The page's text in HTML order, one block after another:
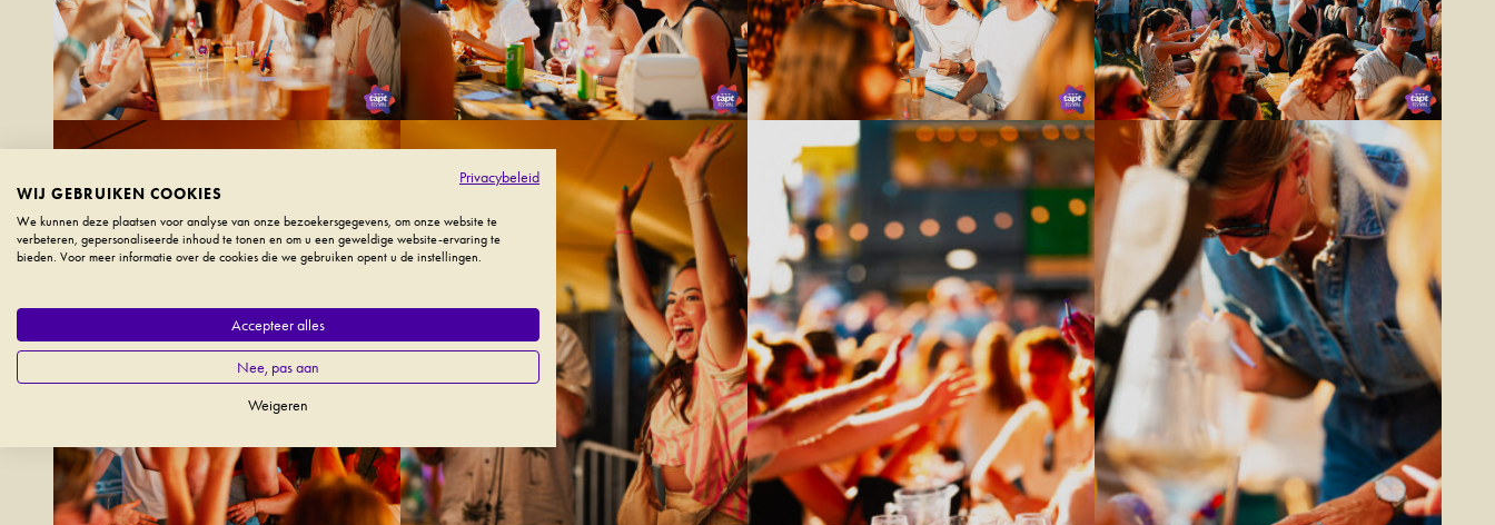
Privacybeleid
WIJ GEBRUIKEN COOKIES
We kunnen deze plaatsen voor analyse van onze bezoekersgegevens, om onze website te
verbeteren, gepersonaliseerde inhoud te tonen en om u een geweldige website-ervaring te
bieden. Voor meer informatie over de cookies die we gebruiken opent u de instellingen.
Accepteer alles
Nee, pas aan
Weigeren